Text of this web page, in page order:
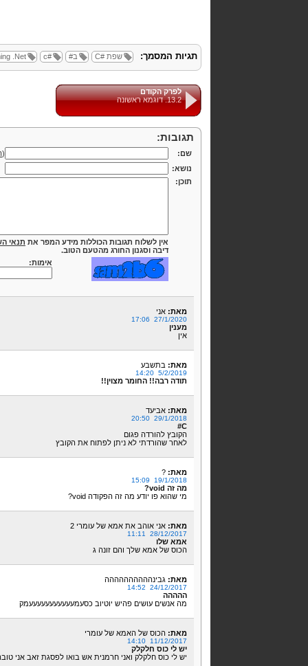
תגיות המסמך: שפת C# ב# c#
.Net
לפרק הקודם
13.2. דוגמא ראשונה
תגובות:
שם: (
נושא:
תוכן:
אין לשלוח תגובות הכוללות מידע המפר את תנאי
דיבה וסגנון החורג מהטעם הטוב.
אימות:
מאת: אני
27/1/2020 17:06
מענין
אין
מאת: בתשבע
5/2/2019 14:20
תודה רבה!! החומר מצוין!!
מאת: אביעד
29/1/2018 20:50
C#
הקובץ להורדה פגום
לאחר שהורדתי לא ניתן לפתוח את הקובץ
מאת: ?
19/1/2018 15:09
מה זה void?
מי שהוא פו יודע מה זה הפקודה void?
מאת: אני אוהב את אמא של עומרי 2
28/12/2017 11:11
אמא שלו
הכוס של אמא שלך והם זונה ג
מאת: גבינהההההההההה
24/12/2017 14:52
ההההה
מה אנשים עושים פהיש יוטיוב כסעמעעעעעעעעעעעמק
מאת: הכוס של האמא של עומרי
11/12/2017 14:10
יש לי כוס חלקלק
יש לי כוס חלקלק ואני חרמנית אש בואו לפסגת זאב אני